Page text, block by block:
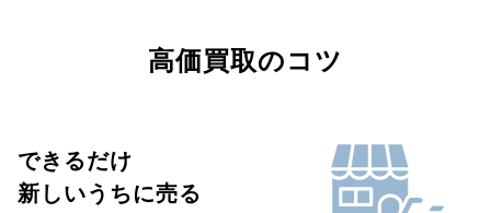
高価買取のコツ
できるだけ
新しいうちに売る